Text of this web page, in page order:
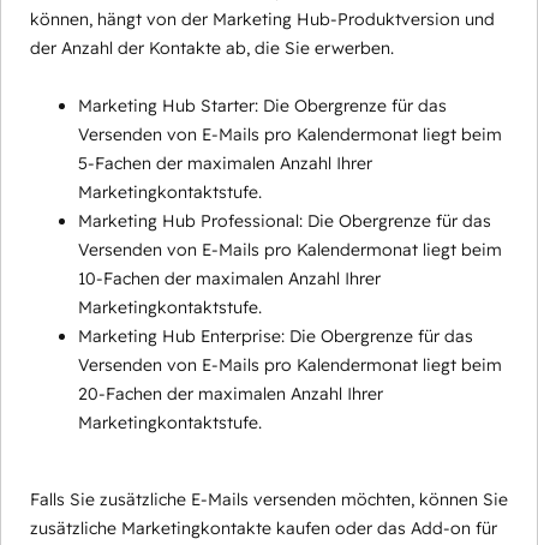
können, hängt von der Marketing Hub-Produktversion und
der Anzahl der Kontakte ab, die Sie erwerben.
Marketing Hub Starter: Die Obergrenze für das
Versenden von E-Mails pro Kalendermonat liegt beim
5-Fachen der maximalen Anzahl Ihrer
Marketingkontaktstufe.
Marketing Hub Professional: Die Obergrenze für das
Versenden von E-Mails pro Kalendermonat liegt beim
10-Fachen der maximalen Anzahl Ihrer
Marketingkontaktstufe.
Marketing Hub Enterprise: Die Obergrenze für das
Versenden von E-Mails pro Kalendermonat liegt beim
20-Fachen der maximalen Anzahl Ihrer
Marketingkontaktstufe.
Falls Sie zusätzliche E-Mails versenden möchten, können Sie
zusätzliche Marketingkontakte kaufen oder das Add-on für